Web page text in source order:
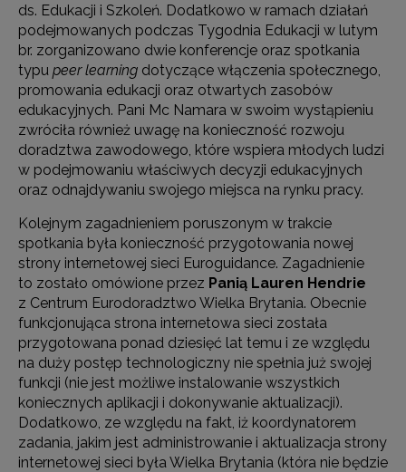
ds. Edukacji i Szkoleń. Dodatkowo w ramach działań
podejmowanych podczas Tygodnia Edukacji w lutym
br. zorganizowano dwie konferencje oraz spotkania
typu peer learning dotyczące włączenia społecznego,
promowania edukacji oraz otwartych zasobów
edukacyjnych. Pani Mc Namara w swoim wystąpieniu
zwróciła również uwagę na konieczność rozwoju
doradztwa zawodowego, które wspiera młodych ludzi
w podejmowaniu właściwych decyzji edukacyjnych
oraz odnajdywaniu swojego miejsca na rynku pracy.
Kolejnym zagadnieniem poruszonym w trakcie
spotkania była konieczność przygotowania nowej
strony internetowej sieci Euroguidance. Zagadnienie
to zostało omówione przez Panią Lauren Hendrie
z Centrum Eurodoradztwo Wielka Brytania. Obecnie
funkcjonująca strona internetowa sieci została
przygotowana ponad dziesięć lat temu i ze względu
na duży postęp technologiczny nie spełnia już swojej
funkcji (nie jest możliwe instalowanie wszystkich
koniecznych aplikacji i dokonywanie aktualizacji).
Dodatkowo, ze względu na fakt, iż koordynatorem
zadania, jakim jest administrowanie i aktualizacja strony
internetowej sieci była Wielka Brytania (która nie będzie